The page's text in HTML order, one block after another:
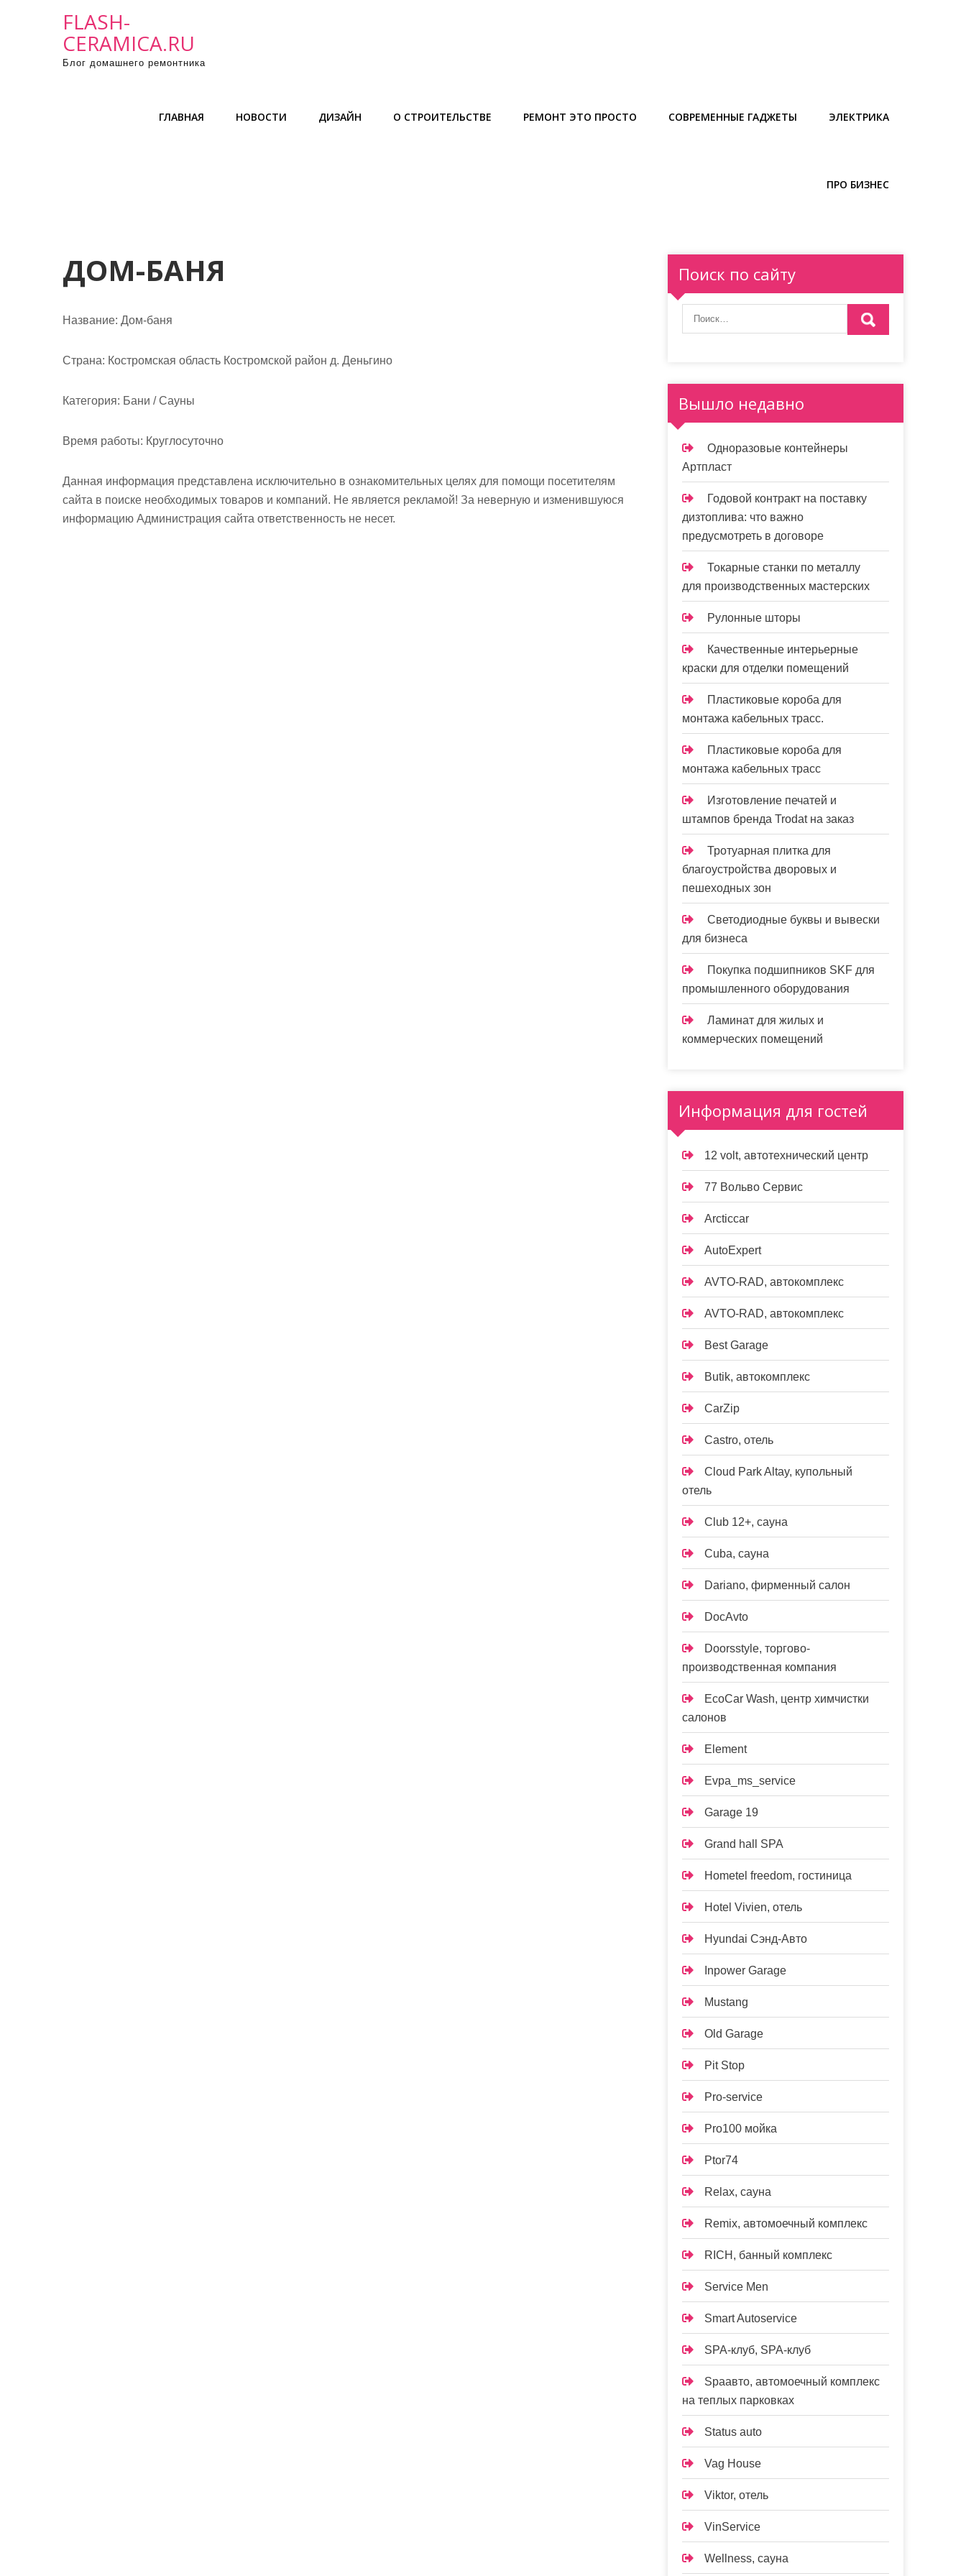
FLASH-
CERAMICA.RU
Блог домашнего ремонтника
ГЛАВНАЯ НОВОСТИ ДИЗАЙН О СТРОИТЕЛЬСТВЕ РЕМОНТ ЭТО ПРОСТО СОВРЕМЕННЫЕ ГАДЖЕТЫ ЭЛЕКТРИКА
ПРО БИЗНЕС
ДОМ-БАНЯ
Название: Дом-баня
Страна: Костромская область Костромской район д. Деньгино
Категория: Бани / Сауны
Время работы: Круглосуточно
Данная информация представлена исключительно в ознакомительных целях для помощи посетителям
сайта в поиске необходимых товаров и компаний. Не является рекламой! За неверную и изменившуюся
информацию Администрация сайта ответственность не несет.
Поиск по сайту
Вышло недавно
Одноразовые контейнеры
Артпласт
Годовой контракт на поставку
дизтоплива: что важно
предусмотреть в договоре
Токарные станки по металлу
для производственных мастерских
Рулонные шторы
Качественные интерьерные
краски для отделки помещений
Пластиковые короба для
монтажа кабельных трасс.
Пластиковые короба для
монтажа кабельных трасс
Изготовление печатей и
штампов бренда Trodat на заказ
Тротуарная плитка для
благоустройства дворовых и
пешеходных зон
Светодиодные буквы и вывески
для бизнеса
Покупка подшипников SKF для
промышленного оборудования
Ламинат для жилых и
коммерческих помещений
Информация для гостей
12 volt, автотехнический центр
77 Вольво Сервис
Arcticcar
AutoExpert
AVTO-RAD, автокомплекс
AVTO-RAD, автокомплекс
Best Garage
Butik, автокомплекс
CarZip
Castro, отель
Cloud Park Altay, купольный
отель
Club 12+, сауна
Cuba, сауна
Dariano, фирменный салон
DocAvto
Doorsstyle, торгово-
производственная компания
EcoCar Wash, центр химчистки
салонов
Element
Evpa_ms_service
Garage 19
Grand hall SPA
Hometel freedom, гостиница
Hotel Vivien, отель
Hyundai Сэнд-Авто
Inpower Garage
Mustang
Old Garage
Pit Stop
Pro-service
Pro100 мойка
Ptor74
Relax, сауна
Remix, автомоечный комплекс
RICH, банный комплекс
Service Men
Smart Autoservice
SPA-клуб, SPA-клуб
Spaавто, автомоечный комплекс
на теплых парковках
Status auto
Vag House
Viktor, отель
VinService
Wellness, сауна